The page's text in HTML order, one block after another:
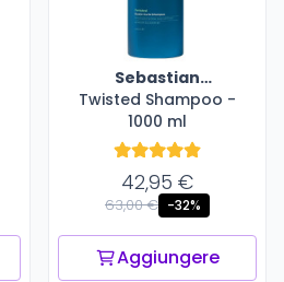
Sebastian
Professional
Twisted Shampoo -
1000 ml
42,95 €
63,00 € -32%
Aggiungere